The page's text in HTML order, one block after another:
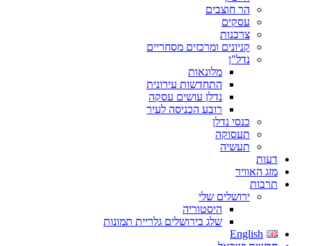
הר חוצבים
עסקים
צרכנות
קניונים ומרכזים מסחריים
נדל"ן
מלונאות
התחדשות עירונית
נדלן עושים עסקה
רובע הכניסה לעיר
כנסי נדלן
תעסוקה
תעשיה
דעות
מזג האוויר
תרבות
ירושלים שלי
היסטוריה
שלג בירושלים גלריית תמונות
English